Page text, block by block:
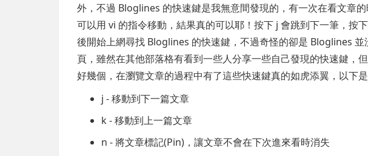
外，不過 Bloglines 的快速鍵是我無意間發現的，有一次在看文章
可以用 vi 的指令移動，結果真的可以耶！按下 j 會跳到下一筆，按
後開始上網尋找 Bloglines 的快速鍵，不過奇怪的卻是 Bloglines
頁，雖然在其他部落格有看到一些人分享一些自己發現的快速鍵，
好幾個，在瀏覽文章的過程中有了這些快速鍵真的如虎添翼，以下
j - 移動到下一篇文章
k - 移動到上一篇文章
n - 將文章標記(Pin)，讓文章不會在下次進來看時消失